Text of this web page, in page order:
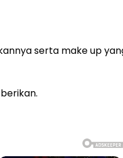
serta make up